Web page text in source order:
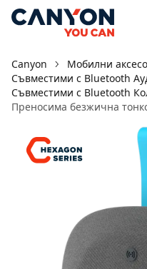
Canyon
Мобилни
Съвместими с Bluetooth
Съвместими с Bluetooth
Преносима безжична